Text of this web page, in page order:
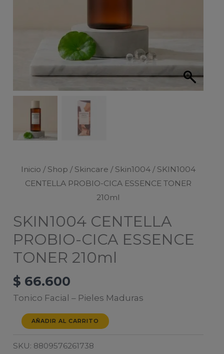
Inicio / Shop / Skincare / Skin1004 / SKIN1004
CENTELLA PROBIO-CICA ESSENCE TONER
210ml
SKIN1004 CENTELLA
PROBIO-CICA ESSENCE
TONER 210ml
$ 66.600
Tonico Facial – Pieles Maduras
SKIN1004
PROBIO-
AÑADIR AL CARRITO
SKU: 8809576261738